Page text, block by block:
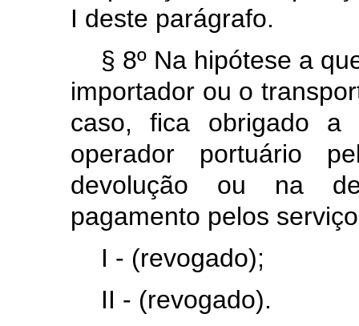
I deste parágrafo.
§ 8º Na hipótese a
importador ou o
caso, fica obrigado a
operador portuário
devolução ou na
pagamento pelos
I - (revogado);
II - (revogado).